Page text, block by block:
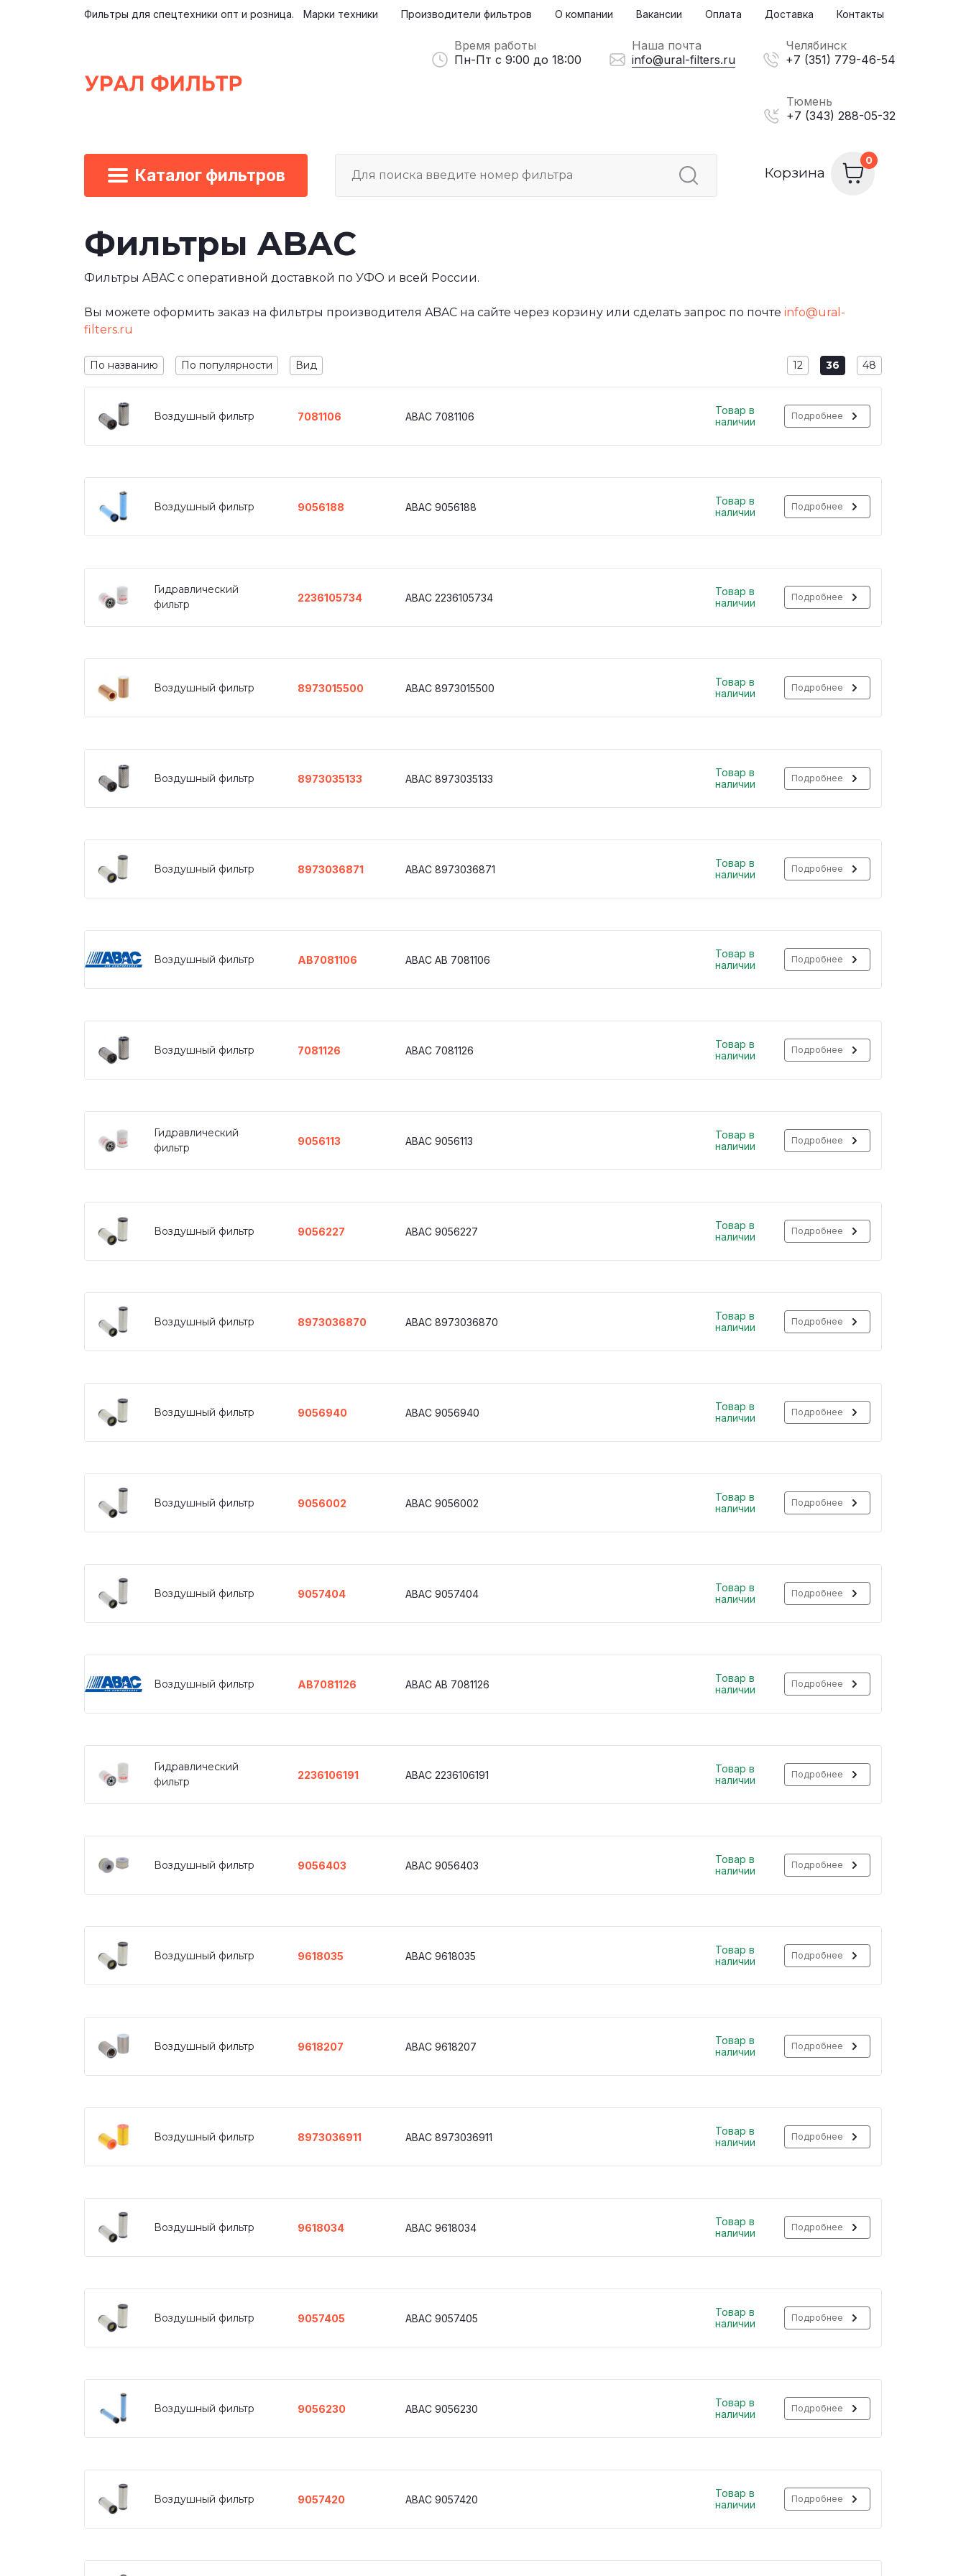
Каталог фильтров Корзина
Фильтры для спецтехники опт и розница. Марки техники Производители фильтров О компании Вакансии Оплата Доставка Контакты
Время работы
Пн-Пт с 9:00 до 18:00
Наша почта
info@ural-filters.ru
Челябинск
+7 (351) 779-46-54
Тюмень
+7 (343) 288-05-32
Фильтры ABAC
Фильтры ABAC с оперативной доставкой по УФО и всей России.
Вы можете оформить заказ на фильтры производителя ABAC на сайте через корзину или сделать запрос по почте info@ural-
filters.ru
По названию По популярности Вид 12 36 48
Воздушный фильтр 7081106 ABAC 7081106
Товар в
наличии
Подробнее
Воздушный фильтр 9056188 ABAC 9056188
Товар в
наличии
Подробнее
Гидравлический
фильтр
2236105734 ABAC 2236105734
Товар в
наличии
Подробнее
Воздушный фильтр 8973015500 ABAC 8973015500
Товар в
наличии
Подробнее
Воздушный фильтр 8973035133 ABAC 8973035133
Товар в
наличии
Подробнее
Воздушный фильтр 8973036871 ABAC 8973036871
Товар в
наличии
Подробнее
Воздушный фильтр AB7081106 ABAC AB 7081106
Товар в
наличии
Подробнее
Воздушный фильтр 7081126 ABAC 7081126
Товар в
наличии
Подробнее
Гидравлический
фильтр
9056113 ABAC 9056113
Товар в
наличии
Подробнее
Воздушный фильтр 9056227 ABAC 9056227
Товар в
наличии
Подробнее
Воздушный фильтр 8973036870 ABAC 8973036870
Товар в
наличии
Подробнее
Воздушный фильтр 9056940 ABAC 9056940
Товар в
наличии
Подробнее
Воздушный фильтр 9056002 ABAC 9056002
Товар в
наличии
Подробнее
Воздушный фильтр 9057404 ABAC 9057404
Товар в
наличии
Подробнее
Воздушный фильтр AB7081126 ABAC AB 7081126
Товар в
наличии
Подробнее
Гидравлический
фильтр
2236106191 ABAC 2236106191
Товар в
наличии
Подробнее
Воздушный фильтр 9056403 ABAC 9056403
Товар в
наличии
Подробнее
Воздушный фильтр 9618035 ABAC 9618035
Товар в
наличии
Подробнее
Воздушный фильтр 9618207 ABAC 9618207
Товар в
наличии
Подробнее
Воздушный фильтр 8973036911 ABAC 8973036911
Товар в
наличии
Подробнее
Воздушный фильтр 9618034 ABAC 9618034
Товар в
наличии
Подробнее
Воздушный фильтр 9057405 ABAC 9057405
Товар в
наличии
Подробнее
Воздушный фильтр 9056230 ABAC 9056230
Товар в
наличии
Подробнее
Воздушный фильтр 9057420 ABAC 9057420
Товар в
наличии
Подробнее